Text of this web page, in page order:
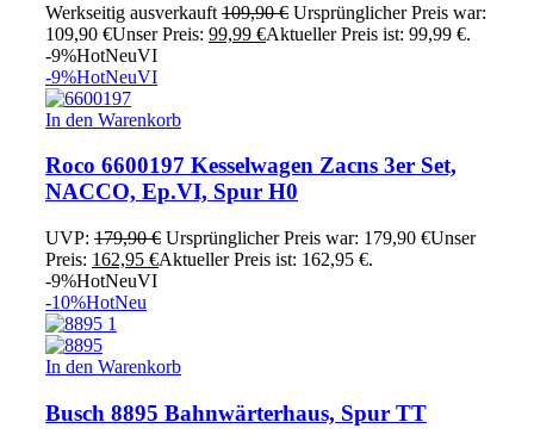
Werkseitig ausverkauft 109,90€ Ursprünglicher Preis war:
109,90 €Unser Preis: 99,99 €Aktueller Preis ist: 99,99 €.
-9%HotNeuVI
-9%HotNeuVI
In den Warenkorb
Roco 6600197 Kesselwagen Zacns 3er Set,
NACCO, Ep.VI, Spur H0
UVP: 179,90€ Ursprünglicher Preis war: 179,90 €Unser
Preis: 162,95 €Aktueller Preis ist: 162,95 €.
-9%HotNeuVI
-10%HotNeu
In den Warenkorb
Busch 8895 Bahnwärterhaus, Spur TT